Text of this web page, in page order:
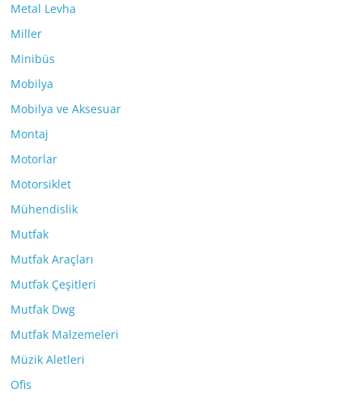
Metal Levha
Miller
Minibüs
Mobilya
Mobilya ve Aksesuar
Montaj
Motorlar
Motorsiklet
Mühendislik
Mutfak
Mutfak Araçları
Mutfak Çeşitleri
Mutfak Dwg
Mutfak Malzemeleri
Müzik Aletleri
Ofis